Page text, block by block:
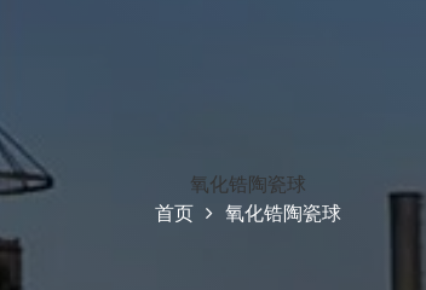
氧化锆陶瓷球
首页
氧化锆陶瓷球